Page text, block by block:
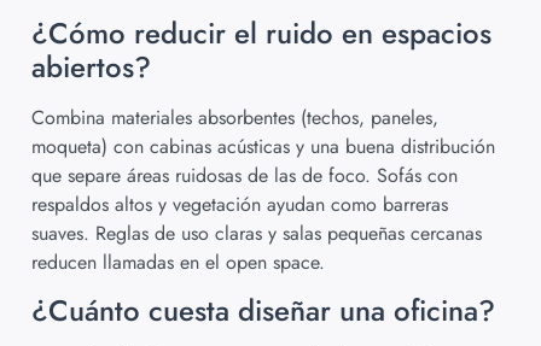
¿Cómo reducir el ruido en espacios
abiertos?
Combina materiales absorbentes (techos, paneles,
moqueta) con cabinas acústicas y una buena distribución
que separe áreas ruidosas de las de foco. Sofás con
respaldos altos y vegetación ayudan como barreras
suaves. Reglas de uso claras y salas pequeñas cercanas
reducen llamadas en el open space.
¿Cuánto cuesta diseñar una oficina?